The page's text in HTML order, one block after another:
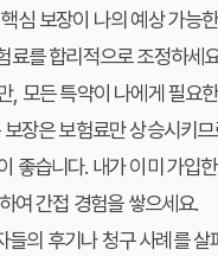
심 보장이 나의 예상 가능
료를 합리적으로 조정하세
, 모든 특약이 나에게 필요
장은 보험료만 상승시키
좋습니다. 내가 이미 가입
여 간접 경험을 쌓으세요.
의 후기나 청구 사례를